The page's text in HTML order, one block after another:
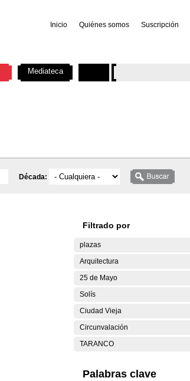
Inicio Quiénes somos Suscripción
Década:
Filtrado por
plazas
Arquitectura
25 de Mayo
Solís
Ciudad Vieja
Circunvalación
TARANCO
Palabras clave
Mediateca